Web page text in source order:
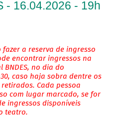
- 16.04.2026 - 19h
a reserva de ingresso
encontrar ingressos na
BNDES, no dia do
caso haja sobra dentre os
Cada pessoa
com lugar marcado, se for
ingressos disponíveis
teatro.